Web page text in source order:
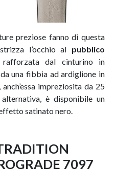
preziose fanno di questa
l’occhio al pubblico
rafforzata dal cinturino in
una fibbia ad ardiglione in
impreziosita da 25
è disponibile un
satinato nero.
7097